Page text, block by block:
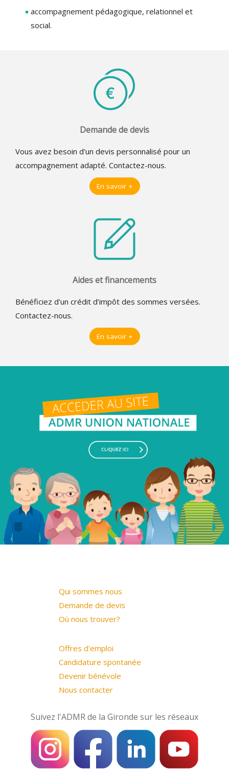
accompagnement pédagogique, relationnel et
social.
Demande de devis
Vous avez besoin d'un devis personnalisé pour un
accompagnement adapté. Contactez-nous.
En savoir +
Aides et financements
Bénéficiez d'un crédit d'impôt des sommes versées.
Contactez-nous.
En savoir +
Qui sommes nous
Demande de devis
Où nous trouver?
Offres d'emploi
Candidature spontanée
Devenir bénévole
Nous contacter
Suivez l'ADMR de la Gironde sur les réseaux